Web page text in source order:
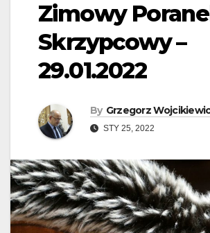
Zimowy
Skrzypcowy –
29.01.2022
By Grzegorz
STY 25, 2022